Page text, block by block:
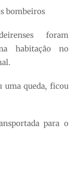
foram
habitação no
uma queda, ficou
para o